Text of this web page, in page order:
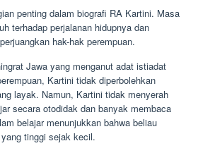
penting dalam biografi RA Kartini. Masa
terhadap perjalanan hidupnya dan
hak-hak perempuan.
Jawa yang menganut adat istiadat
Kartini tidak diperbolehkan
layak. Namun, Kartini tidak menyerah
secara otodidak dan banyak membaca
belajar menunjukkan bahwa beliau
tinggi sejak kecil.